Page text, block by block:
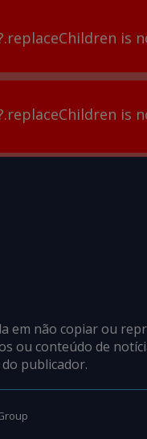
is
is
em não copiar ou
ou conteúdo de
publicador.